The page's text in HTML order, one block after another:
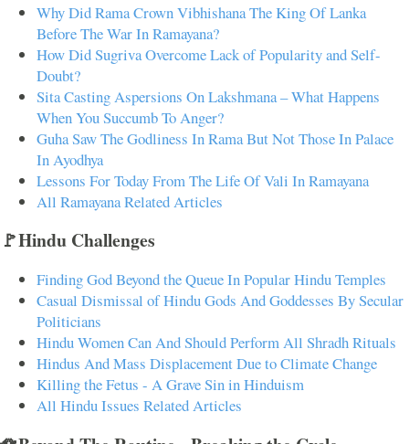
Why Did Rama Crown Vibhishana The King Of Lanka
Before The War In Ramayana?
How Did Sugriva Overcome Lack of Popularity and Self-
Doubt?
Sita Casting Aspersions On Lakshmana – What Happens
When You Succumb To Anger?
Guha Saw The Godliness In Rama But Not Those In Palace
In Ayodhya
Lessons For Today From The Life Of Vali In Ramayana
All Ramayana Related Articles
🚩Hindu Challenges
Finding God Beyond the Queue In Popular Hindu Temples
Casual Dismissal of Hindu Gods And Goddesses By Secular
Politicians
Hindu Women Can And Should Perform All Shradh Rituals
Hindus And Mass Displacement Due to Climate Change
Killing the Fetus - A Grave Sin in Hinduism
All Hindu Issues Related Articles